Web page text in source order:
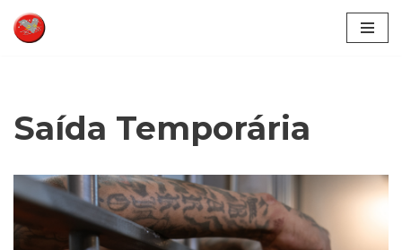
Pular
conteúdo
Saída Temporária